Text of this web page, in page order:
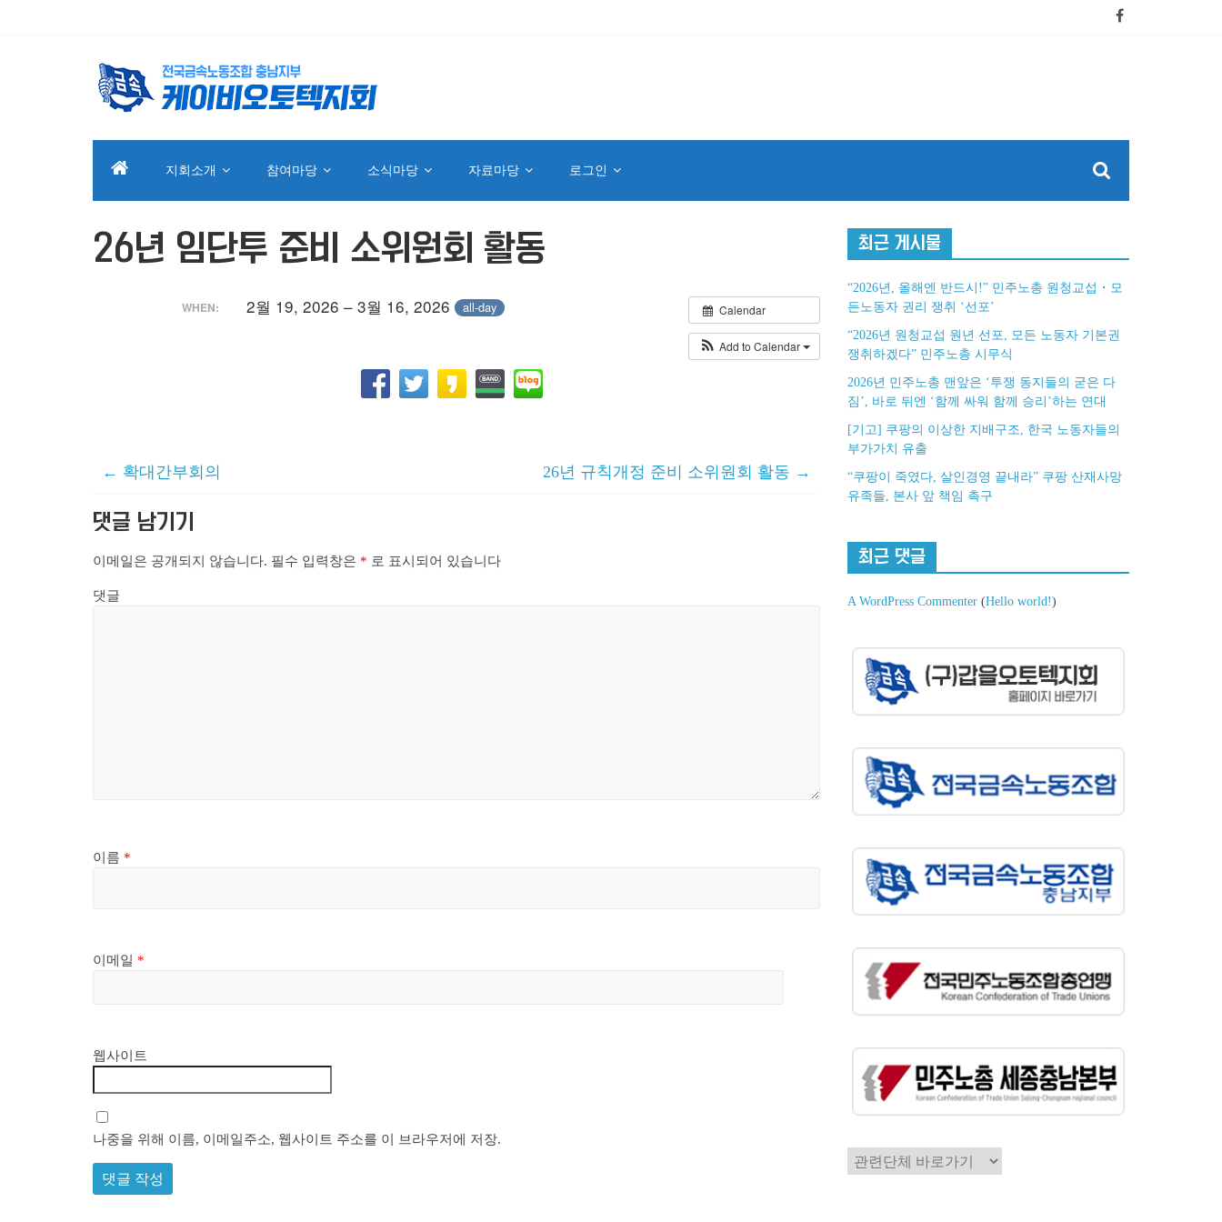
지회소개 참여마당 소식마당 자료마당 로그인
26년 임단투 준비 소위원회 활동
Calendar
Add to Calendar
WHEN: 2월 19, 2026 – 3월 16, 2026 all-day
← 확대간부회의 26년 규칙개정 준비 소위원회 활동 →
댓글 남기기
이메일은 공개되지 않습니다. 필수 입력창은 * 로 표시되어 있습니다
댓글
이름 *
이메일 *
웹사이트
나중을 위해 이름, 이메일주소, 웹사이트 주소를 이 브라우저에 저장.
최근 게시물
“2026년, 올해엔 반드시!” 민주노총 원청교섭・모
든노동자 권리 쟁취 ‘선포’
“2026년 원청교섭 원년 선포, 모든 노동자 기본권
쟁취하겠다” 민주노총 시무식
2026년 민주노총 맨앞은 ‘투쟁 동지들의 굳은 다
짐’, 바로 뒤엔 ‘함께 싸워 함께 승리’하는 연대
[기고] 쿠팡의 이상한 지배구조, 한국 노동자들의
부가가치 유출
“쿠팡이 죽였다, 살인경영 끝내라” 쿠팡 산재사망
유족들, 본사 앞 책임 촉구
최근 댓글
A WordPress Commenter (Hello world!)